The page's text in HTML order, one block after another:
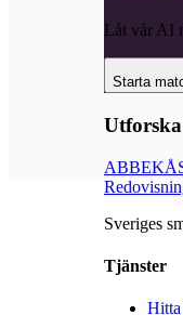
Låt vår AI
Starta
Sveriges
Tjänster
Hitta